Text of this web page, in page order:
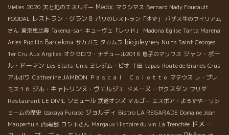
Vielles 2020 天と地のエネルギー Medoc マクシマス Bernard Nady Foucault
FOODAL レストラン・グラン８ パリのレストラン「ゆず」
バザス牛のウイリアム
さん 東京恵比寿 Takema-san キューヴェ「レッド」 Madona Eglise Tanta Marena
Arles Pupillin Barcelona サカガミ タカムラ biojoleynes Nuits Saint Georges
1er Cru Aux Argillas オクセロワ・ナチュール2016 息子のマリウス ジャン・ポー
ル・ドーマン Les Etats-Unis ミレジム・ビオ 土田 tapas Route de Grands Crus
アルボワ Catherine JAMBON Ｐａｓｃａｌ Ｃｏｌｅｔｔｅ マテウス レ・プレ
ミス１６ ジル・キャトリンヌ・ヴェルジェ ドメーヌ・セクスタン フリダ
Restaurant LE DIVIL ソミュール 武道オンズ マルゴー エスポア・よろずや・リシ
ョームの歴史 Izakaya Furabo ジョルディ Bistro LA REGARADE Domaine Jean
Maupertuis 西南部 ヨシキさん Margaux Histoire du vin La Trenchée ドメー